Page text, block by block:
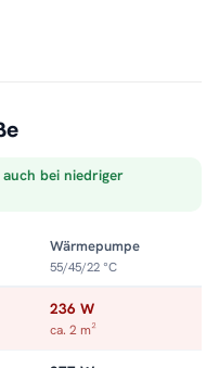
in der Übergangszeit aus:
über das Heizsystem.
Sie in der Kategorie
bei niedriger
Wärmepumpe
55/45/22 °C
236 W
ca. 2 m²